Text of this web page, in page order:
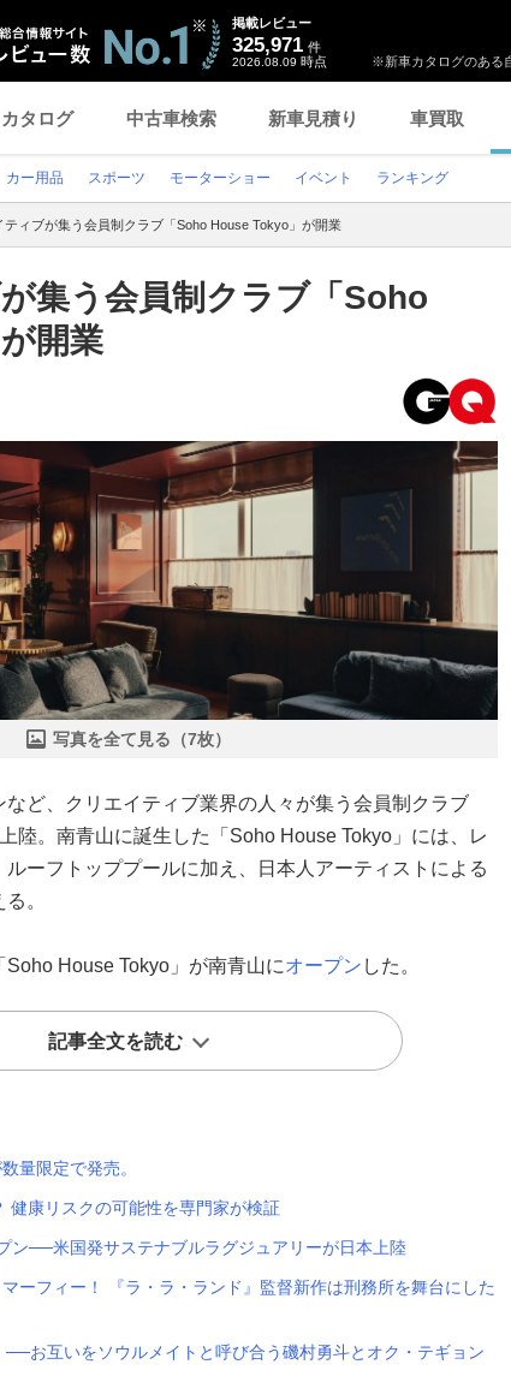
※新車カタログのある
掲載レビュー
325,971 件
2026.08.09 時点
カタログ 中古車検索 新車見積り 車買取
カー用品 スポーツ モーターショー イベント ランキング
ティブが集う会員制クラブ「Soho House Tokyo」が開業
集う会員制クラブ「Soho
開業
写真を全て見る（7枚）
ど、クリエイティブ業界の人々が集う会員制クラブ
陸。南青山に誕生した「Soho House Tokyo」には、レ
ーフトッププールに加え、日本人アーティストによる
。
House Tokyo」が南青山にオープン した。
記事全文を読む
量限定で発売。
健康リスクの可能性を専門家が検証
ン──米国発サステナブルラグジュアリーが日本上陸
ーフィー！ 『ラ・ラ・ランド』監督新作は刑務所を舞台にした
お互いをソウルメイトと呼び合う磯村勇斗とオク・テギョン